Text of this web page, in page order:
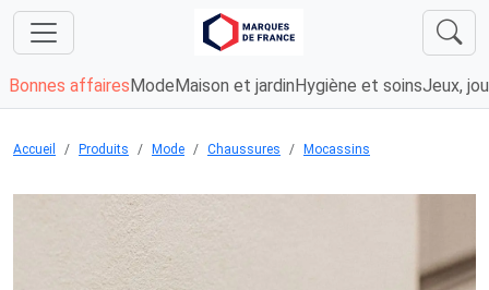
Bonnes affaires Mode Maison et jardin Hygiène et soinsJeux,
Accueil Produits Mode Chaussures Mocassins